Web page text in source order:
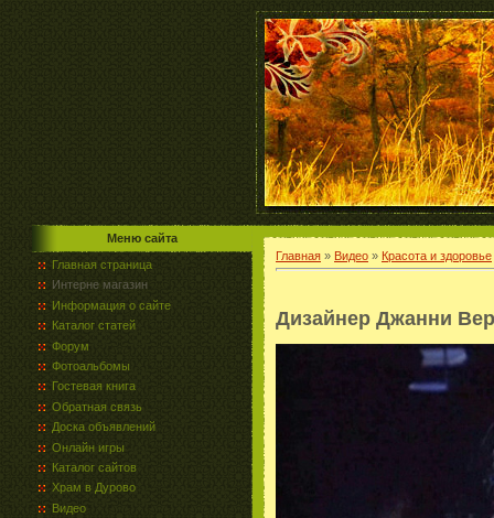
Меню сайта
Главная страница
Интерне магазин
Информация о сайте
Каталог статей
Форум
Фотоальбомы
Гостевая книга
Обратная связь
Доска объявлений
Онлайн игры
Каталог сайтов
Храм в Дурово
Видео
Главная » Видео » Красота и здоровье
Дизайнер Джанни